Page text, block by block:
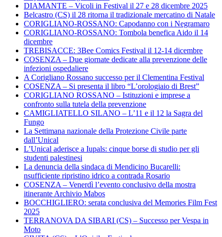
DIAMANTE – Vicoli in Festival il 27 e 28 dicembre 2025
Belcastro (CS) il 28 ritorna il tradizionale mercatino di Natale
CORIGLIANO-ROSSANO: Capodanno con i Negramaro
CORIGLIANO-ROSSANO: Tombola benefica Aido il 14
dicembre
TREBISACCE: 3Bee Comics Festival il 12-14 dicembre
COSENZA – Due giornate dedicate alla prevenzione delle
infezioni ospedaliere
A Corigliano Rossano successo per il Clementina Festival
COSENZA – Si presenta il libro “L’orologiaio di Brest”
CORIGLIANO ROSSANO – Istituzioni e imprese a
confronto sulla tutela della prevenzione
CAMIGLIATELLO SILANO – L’11 e il 12 la Sagra del
Fungo
La Settimana nazionale della Protezione Civile parte
dall’Unical
L’Unical aderisce a Iupals: cinque borse di studio per gli
studenti palestinesi
La denuncia della sindaca di Mendicino Bucarelli:
nsufficiente ripristino idrico a contrada Rosario
COSENZA – Venerdì l’evento conclusivo della mostra
itinerante Archivio Mabos
BOCCHIGLIERO: serata conclusiva del Memories Film Fest
2025
TERRANOVA DA SIBARI (CS) – Successo per Vespa in
Moto